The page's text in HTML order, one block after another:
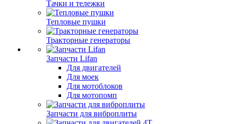
Тачки и тележки
Тепловые пушки
Тракторные генераторы
Запчасти Lifan
Для двигателей
Для моек
Для мотоблоков
Для мотопомп
Запчасти для виброплиты